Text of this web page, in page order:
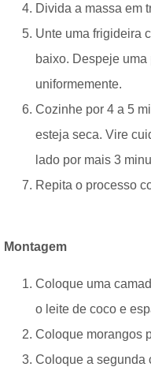
Divida a massa em
Unte uma frigideira
baixo. Despeje
uniformemente.
Cozinhe por 4 a 5
esteja seca. Vire
lado por mais 3
Repita o processo
Montagem
Coloque uma
o leite de coco e
Coloque morangos
Coloque a segunda